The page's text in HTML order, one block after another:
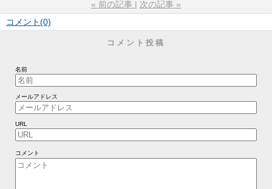
« 前の記事 次の記事 »
コメント(0)
コメント投稿
名前
メールアドレス
URL
コメント